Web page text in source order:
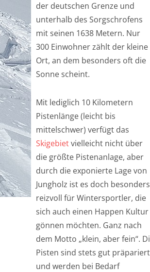
der deutschen Grenze und
unterhalb des Sorgschrofens
mit seinen 1638 Metern. Nur
300 Einwohner zählt der kleine
Ort, an dem besonders oft die
Sonne scheint.
Mit lediglich 10 Kilometern
Pistenlänge (leicht bis
mittelschwer) verfügt das
Skigebietvielleicht nicht über
die größte Pistenanlage, aber
durch die exponierte Lage von
Jungholz ist es doch besonders
reizvoll für Wintersportler, die
sich auch einen Happen Kultur
gönnen möchten. Ganz nach
dem Motto „klein, aber fein“.
Pisten sind stets gut präpariert
und werden bei Bedarf